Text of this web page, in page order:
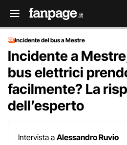
Incidente del bus a Mestre
Incidente a
bus elettrici
facilmente? La
dell’esperto
Intervista a Alessandro Ruvio